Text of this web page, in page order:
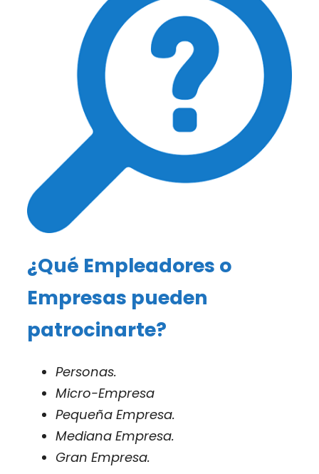
¿Qué Empleadores o
Empresas pueden
patrocinarte?
Personas.
Micro-Empresa
Pequeña Empresa.
Mediana Empresa.
Gran Empresa.